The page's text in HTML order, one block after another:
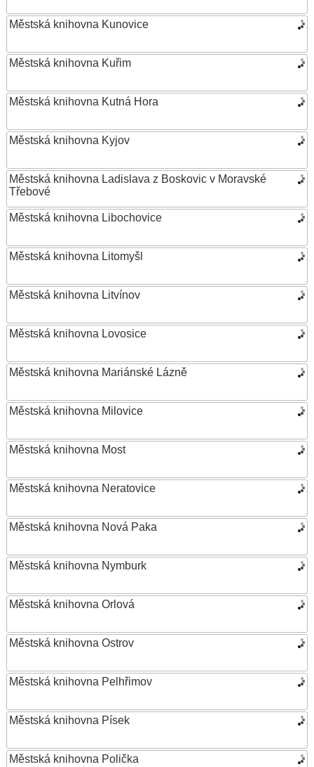
Městská knihovna Kunovice
Městská knihovna Kuřim
Městská knihovna Kutná Hora
Městská knihovna Kyjov
Městská knihovna Ladislava z Boskovic v Moravské
Třebové
Městská knihovna Libochovice
Městská knihovna Litomyšl
Městská knihovna Litvínov
Městská knihovna Lovosice
Městská knihovna Mariánské Lázně
Městská knihovna Milovice
Městská knihovna Most
Městská knihovna Neratovice
Městská knihovna Nová Paka
Městská knihovna Nymburk
Městská knihovna Orlová
Městská knihovna Ostrov
Městská knihovna Pelhřimov
Městská knihovna Písek
Městská knihovna Polička